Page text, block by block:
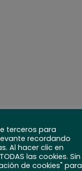
terceros para
recordando
Al hacer clic en
las cookies. Sin
de cookies" para